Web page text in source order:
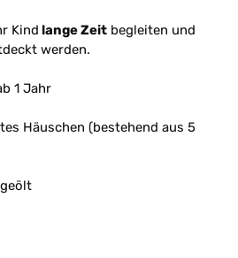
Kind lange Zeit begleiten und
werden.
1 Jahr
Häuschen (bestehend aus 5